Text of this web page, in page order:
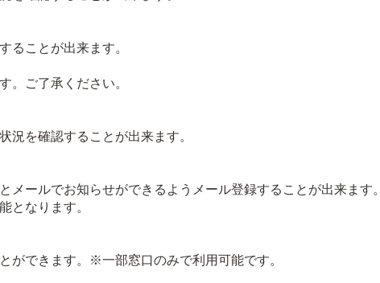
ることが出来ます。
。ご了承ください。
を確認することが出来ます。
ールでお知らせができるようメール登録することが出来ます。
となります。
ができます。※一部窓口のみで利用可能です。